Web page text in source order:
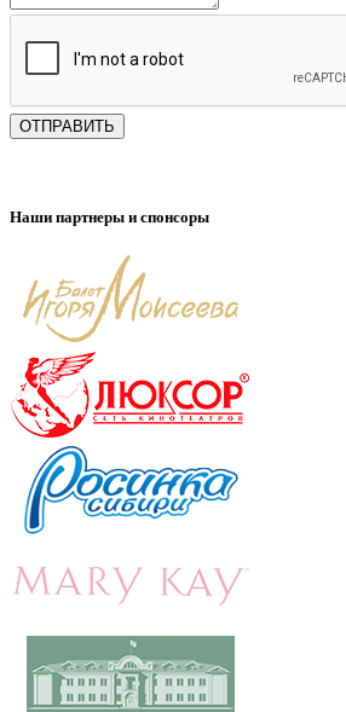
ОТПРАВИТЬ
Наши партнеры и спонсоры